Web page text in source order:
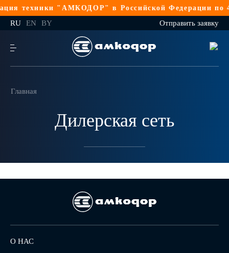
техники "АМКОДОР" в Российской Федерации по
RU EN BY Отправить заявку
Главная
Дилерская сеть
О НАС